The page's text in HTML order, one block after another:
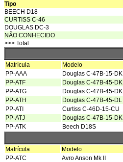
Tipo
BEECH D18
CURTISS C-46
DOUGLAS DC-3
NÃO CONHECIDO
>>> Total
Matrícula Modelo
PP-AAA
Douglas C-47B-15-DK
PP-ATF
Douglas C-47B-45-DK
PP-ATG
Douglas C-47B-45-DK
PP-ATH
Douglas C-47B-45-DL
PP-ATI
Curtiss C-46D-15-CU
PP-ATJ
Douglas C-47B-15-DK
PP-ATK
Beech D18S
Matrícula Modelo
PP-ATC
Avro Anson Mk II